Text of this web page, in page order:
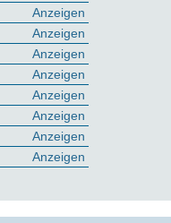
Anzeigen
Anzeigen
Anzeigen
Anzeigen
Anzeigen
Anzeigen
Anzeigen
Anzeigen